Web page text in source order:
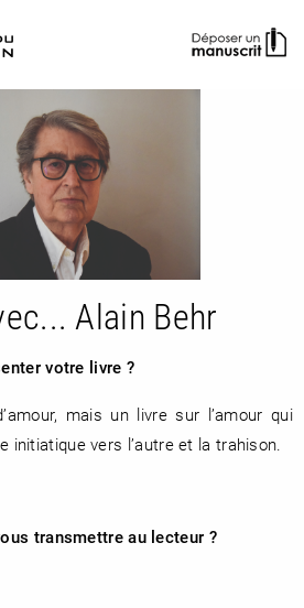
Alain Behr
votre livre ?
mais un livre sur l’amour qui
initiatique vers l’autre et la trahison.
transmettre au lecteur ?